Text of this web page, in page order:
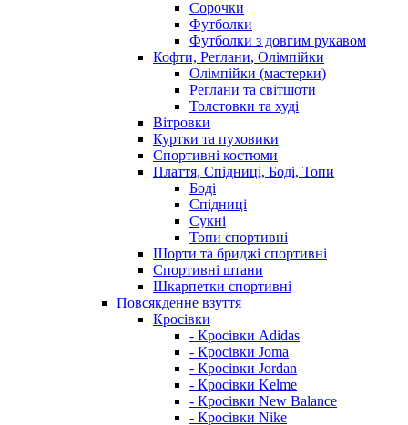
Сорочки
Футболки
Футболки з довгим рукавом
Кофти, Реглани, Олімпійки
Олімпійки (мастерки)
Реглани та світшоти
Толстовки та худі
Вітровки
Куртки та пуховики
Спортивні костюми
Плаття, Спідниці, Боді, Топи
Боді
Спідниці
Сукні
Топи спортивні
Шорти та бриджі спортивні
Спортивні штани
Шкарпетки спортивні
Повсякденне взуття
Кросівки
- Кросівки Adidas
- Кросівки Joma
- Кросівки Jordan
- Кросівки Kelme
- Кросівки New Balance
- Кросівки Nike